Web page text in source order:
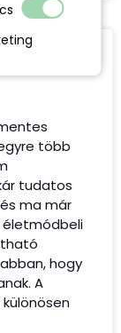
több
tudatos
ma már
életmódbeli
hogy
A